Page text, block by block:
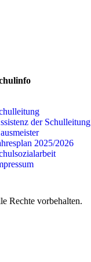
der Schulleitung
2025/2026
Rechte vorbehalten.